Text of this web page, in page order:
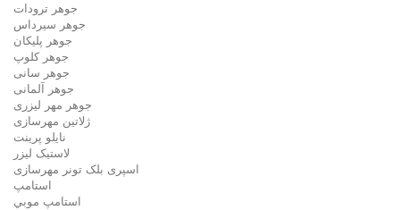
جوهر ترودات
جوهر سيرداس
جوهر پلیکان
جوهر کلوپ
جوهر سانی
جوهر آلمانی
جوهر مهر لیزری
ژلاتين مهرسازی
نایلو پرینت
لاستیک لیزر
اسپری بلک تونر مهرسازی
استامپ
استامپ موبي